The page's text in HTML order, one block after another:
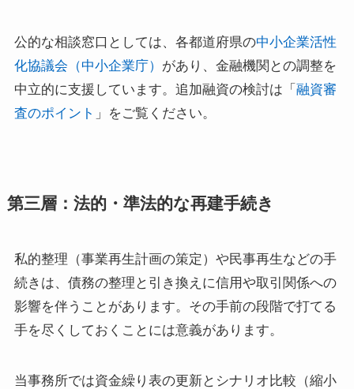
公的な相談窓口としては、各都道府県の中小企業活性
化協議会（中小企業庁） があり、金融機関との調整を
中立的に支援しています。追加融資の検討は「 融資審
査のポイント 」をご覧ください。
第三層：法的・準法的な再建手続き
私的整理（事業再生計画の策定）や民事再生などの手
続きは、債務の整理と引き換えに信用や取引関係への
影響を伴うことがあります。その手前の段階で打てる
手を尽くしておくことには意義があります。
当事務所では資金繰り表の更新とシナリオ比較（縮小